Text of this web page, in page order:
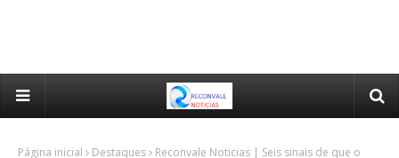
Página inicial Destaques
Reconvale Noticias | Seis sinais de que o